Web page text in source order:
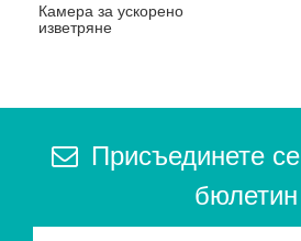
Камера за ускорено
изветряне
Присъединете
бюлетин